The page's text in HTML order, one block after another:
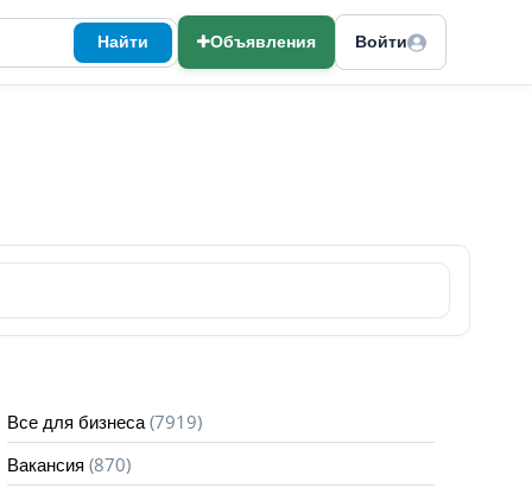
Найти Объявления Войти
Все для бизнеса (7919)
Вакансия (870)